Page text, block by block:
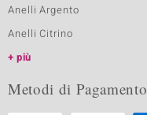
Anelli Argento
Anelli Citrino
più
Metodi di Pagamento